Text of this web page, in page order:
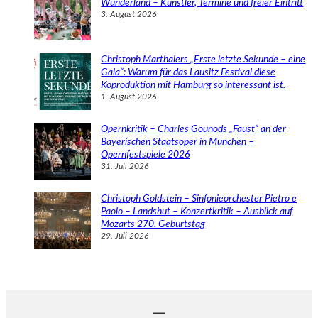
Wunderland – Künstler, Termine und freier Eintritt
3. August 2026
Christoph Marthalers „Erste letzte Sekunde – eine
Gala“: Warum für das Lausitz Festival diese
Koproduktion mit Hamburg so interessant ist.
1. August 2026
Opernkritik – Charles Gounods „Faust“ an der
Bayerischen Staatsoper in München –
Opernfestspiele 2026
31. Juli 2026
Christoph Goldstein – Sinfonieorchester Pietro e
Paolo – Landshut – Konzertkritik – Ausblick auf
Mozarts 270. Geburtstag
29. Juli 2026